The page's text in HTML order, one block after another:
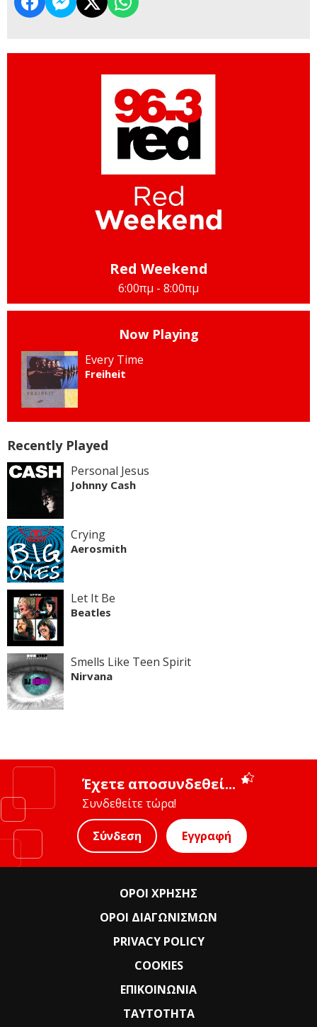
Red Weekend
6:00πμ - 8:00πμ
Now Playing
Every Time
Freiheit
Recently Played
Personal Jesus
Johnny Cash
Crying
Aerosmith
Let It Be
Beatles
Smells Like Teen Spirit
Nirvana
Έχετε αποσυνδεθεί...
Συνδεθείτε τώρα!
Σύνδεση Εγγραφή
ΟΡΟΙ ΧΡΗΣΗΣ
ΟΡΟΙ ΔΙΑΓΩΝΙΣΜΩΝ
PRIVACY POLICY
COOKIES
ΕΠΙΚΟΙΝΩΝΙΑ
ΤΑΥΤΟΤΗΤΑ